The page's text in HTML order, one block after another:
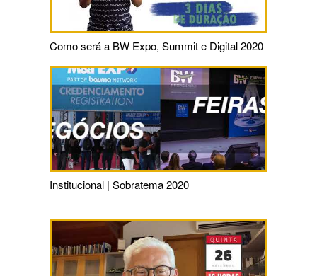
Como será a BW Expo, Summit e Digital 2020
Institucional | Sobratema 2020